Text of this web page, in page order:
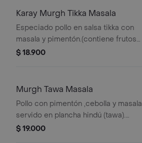
Karay Murgh Tikka Masala
Especiado pollo en salsa tikka con
masala y pimentón.(contiene frutos
secos)
$ 18.900
Murgh Tawa Masala
Pollo con pimentón ,cebolla y masala
servido en plancha hindú (tawa).
(contiene frutos secos)
$ 19.000